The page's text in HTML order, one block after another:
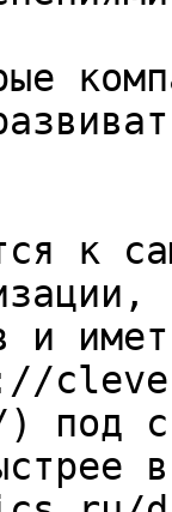
к
и
под